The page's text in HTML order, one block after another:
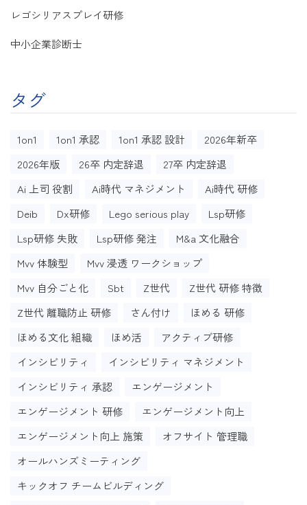
レゴシリアスプレイ研修
中小企業診断士
タグ
1on1 1on1 承認 1on1 承認 設計
2026年新卒
2026年版
26卒 内定辞退
27卒 内定辞退
Ai 上司 役割
Ai時代 マネジメント
Ai時代 研修
Deib
Dx研修 Lego serious play
Lsp研修
Lsp研修 失敗
Lsp研修 発注
M&a 文化融合
Mvv 体験型
Mvv 浸透 ワークショップ
Mvv 自分ごと化
Sbt Z世代
Z世代 研修 特徴
Z世代 離職防止 研修
さん付け
ほめる 研修
ほめる文化 組織
ほめ活
アクティブ研修
インシビリティ
インシビリティ マネジメント
インシビリティ 承認
エンゲージメント
エンゲージメント 研修
エンゲージメント向上
エンゲージメント向上 施策
オフサイト 管理職
オールハンズミーティング
キックオフ チームビルディング